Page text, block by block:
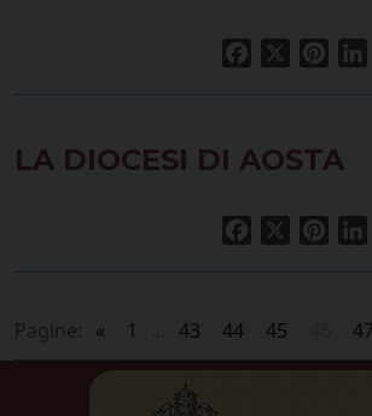
Facebook
LA DIOCESI DI AOSTA
Facebook
Pagine: « 1 43 44 45 47